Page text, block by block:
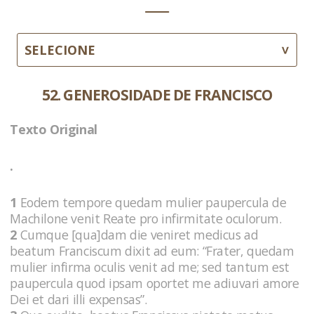
SELECIONE
52. GENEROSIDADE DE FRANCISCO
Texto Original
.
1 Eodem tempore quedam mulier paupercula de
Machilone venit Reate pro infirmitate oculorum.
2 Cumque [qua]dam die veniret medicus ad
beatum Franciscum dixit ad eum: “Frater, quedam
mulier infirma oculis venit ad me; sed tantum est
paupercula quod ipsam oportet me adiuvari amore
Dei et dari illi expensas”.